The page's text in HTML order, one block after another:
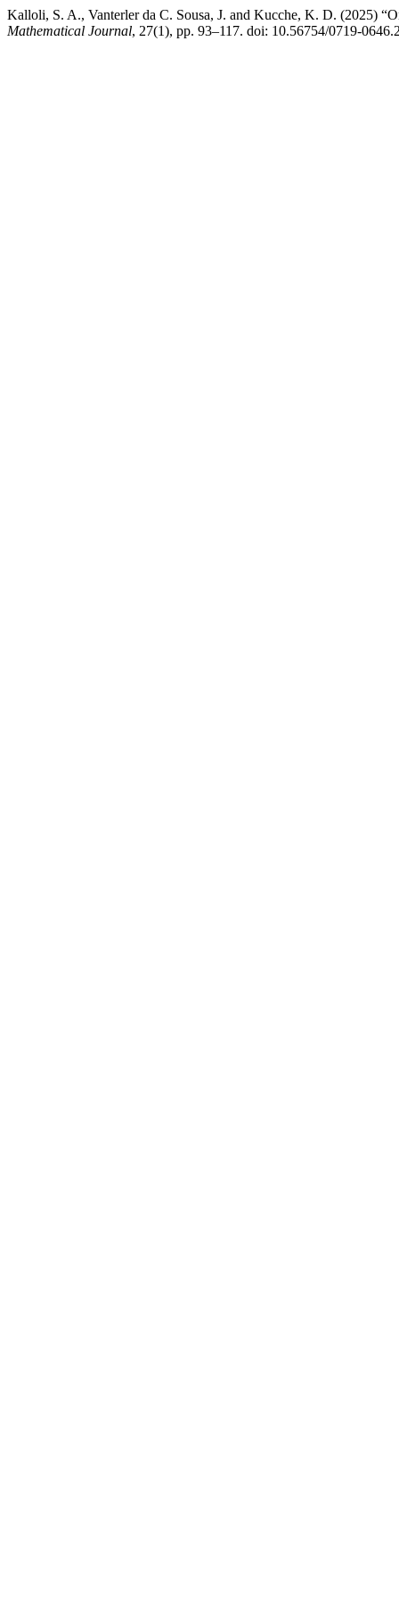
Kalloli, S. A., Vanterler da C. Sousa, J. and Kucche, K. D. (2025)
Mathematical Journal, 27(1), pp. 93–117. doi: 10.56754/0719-